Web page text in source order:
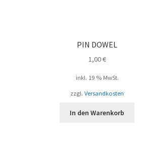
PIN DOWEL
1,00€
inkl. 19 % MwSt.
zzgl.Versandkosten
In den Warenkorb